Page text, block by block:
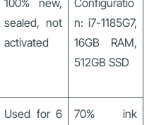
sealed, not
activated
n: i7-1185G7,
16GB RAM,
512GB SSD
Used for 6
70% ink